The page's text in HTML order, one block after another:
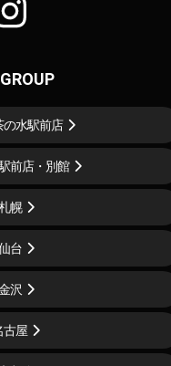
の水駅前店
前店・別館
幌
台
沢
古屋